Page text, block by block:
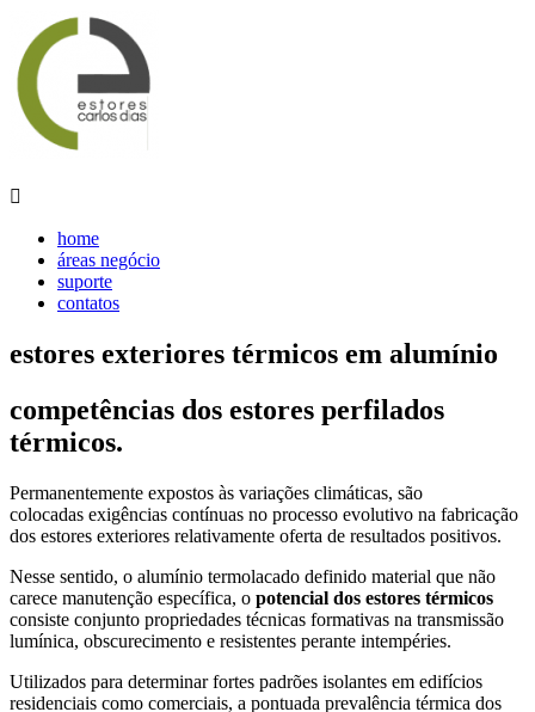

home
áreas negócio
suporte
contatos
estores exteriores térmicos em alumínio
competências dos estores perfilados
térmicos.
Permanentemente expostos às variações climáticas, são
colocadas exigências contínuas no processo evolutivo na fabricação
dos estores exteriores relativamente oferta de resultados positivos.
Nesse sentido, o alumínio termolacado definido material que não
carece manutenção específica, o potencial dos estores térmicos
consiste conjunto propriedades técnicas formativas na transmissão
lumínica, obscurecimento e resistentes perante intempéries.
Utilizados para determinar fortes padrões isolantes em edifícios
residenciais como comerciais, a pontuada prevalência térmica dos